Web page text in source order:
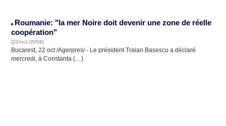
Roumanie: "la mer Noire doit devenir une zone de réelle
coopération"
(22/oct./2008)
Bucarest, 22 oct /Agerpres/ - Le président Traian Basescu a déclaré
mercredi, à Constanta (…)